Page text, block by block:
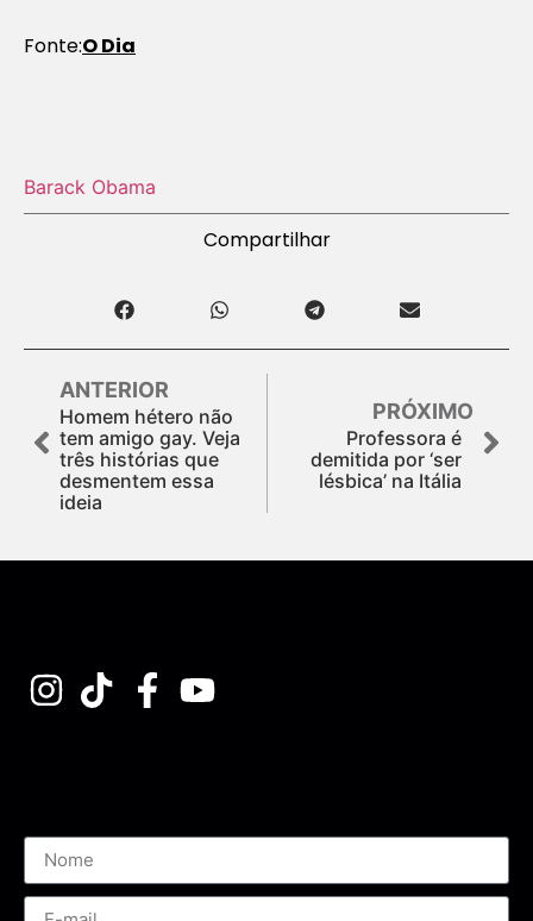
Fonte:O Dia
Barack Obama
Compartilhar
ANTERIOR
Homem hétero não
tem amigo gay. Veja
três histórias que
desmentem essa
ideia
PRÓXIMO
Professora é
demitida por ‘ser
lésbica’ na Itália